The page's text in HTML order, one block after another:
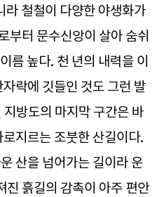
라 철철이 다양한 야생화가
부터 문수신앙이 살아 숨쉬
름 높다. 천 년의 내력을 이
락에 깃들인 것도 그런 발
방도의 마지막 구간은 바
지르는 조붓한 산길이다.
산을 넘어가는 길이라 운
진 흙길의 감촉이 아주 편안